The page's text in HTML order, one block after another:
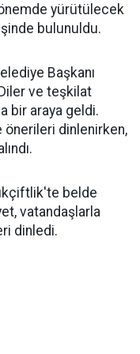
yürütülecek
bulunuldu.
Başkanı
ve teşkilat
bir araya geldi.
önerileri dinlenirken,
belde
vatandaşlarla
dinledi.